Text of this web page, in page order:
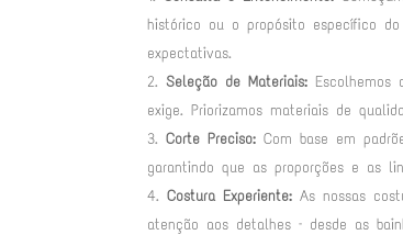
histórico ou o propósito específico
expectativas.
Seleção de Materiais:
exige. Priorizamos materiais de
Corte Preciso: Com base em
garantindo que as proporções e as
Costura Experiente: As nossas
atenção aos detalhes – desde as